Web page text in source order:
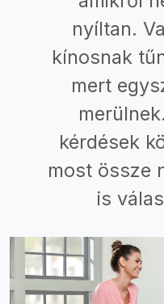
nyíltan.
kínosnak
mert
kérdések
most össze
is